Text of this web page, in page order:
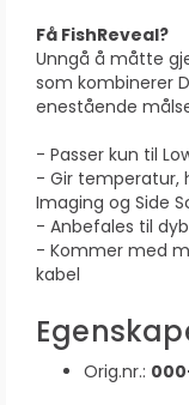
Få FishReveal?
Unngå å måtte
som kombinerer
enestående
- Passer kun til
- Gir temperatur,
Imaging og Side
- Anbefales til
- Kommer med
kabel
Orig.nr.: